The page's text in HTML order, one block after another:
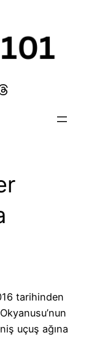
tarihinden
uçuş ağına